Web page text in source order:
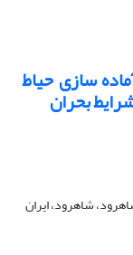
سازی حیاط
بحران
شاهرود، ایران